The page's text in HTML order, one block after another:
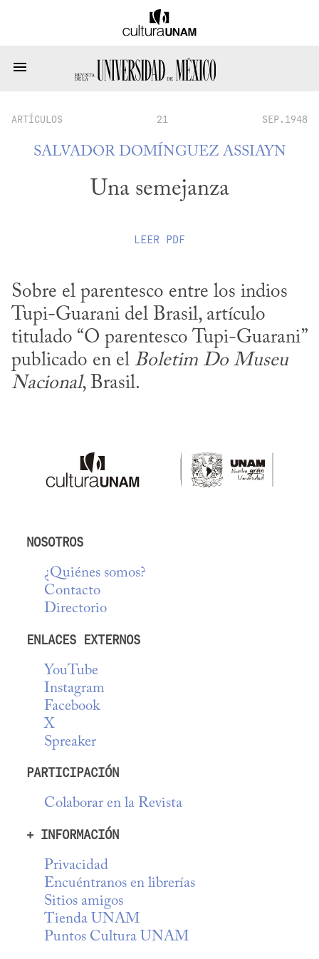
ARTÍCULOS 21 SEP.1948
SALVADOR DOMÍNGUEZ ASSIAYN
Una semejanza
LEER PDF
Sobre el parentesco entre los indios
Tupi-Guarani del Brasil, artículo
titulado “O parentesco Tupi-Guarani”
publicado en el Boletim Do Museu
Nacional, Brasil.
NOSOTROS
¿Quiénes somos?
Contacto
Directorio
ENLACES EXTERNOS
YouTube
Instagram
Facebook
X
Spreaker
PARTICIPACIÓN
Colaborar en la Revista
+ INFORMACIÓN
Privacidad
Encuéntranos en librerías
Sitios amigos
Tienda UNAM
Puntos Cultura UNAM